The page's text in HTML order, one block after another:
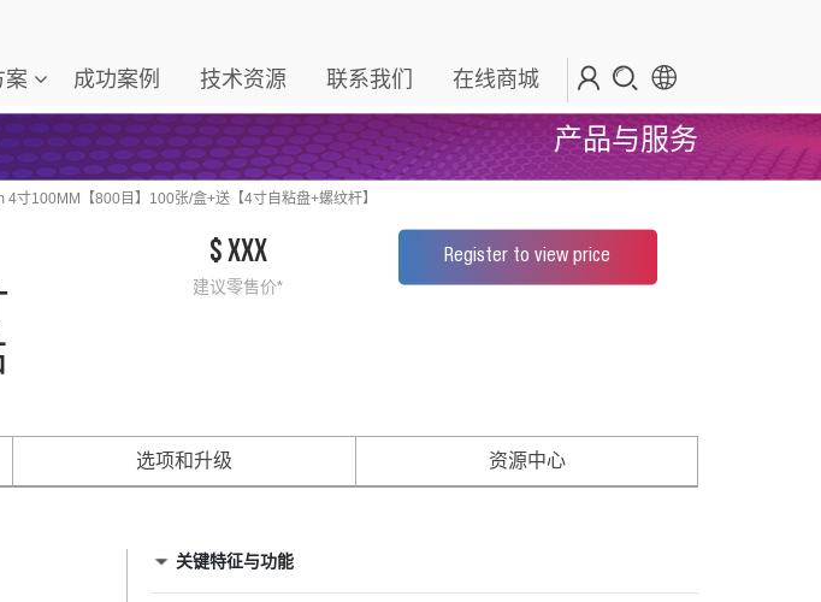
案 成功案例 技术资源 联系我们 在线商城
产品与服务
寸100MM【800目】100张/盒+送【4寸自粘盘+螺纹杆】
$ xxx
建议零售价*
Register to view price
选项和升级 资源中心
关键特征与功能